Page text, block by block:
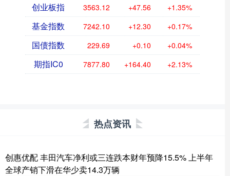
创业板指 3563.12 +47.56 +1.35%
基金指数 7242.10 +12.30 +0.17%
国债指数 229.69 +0.10 +0.04%
期指IC0 7877.80 +164.40 +2.13%
热点资讯
创惠优配 丰田汽车净利或三连跌本财年预降15.5% 上半年
全球产销下滑在华少卖14.3万辆